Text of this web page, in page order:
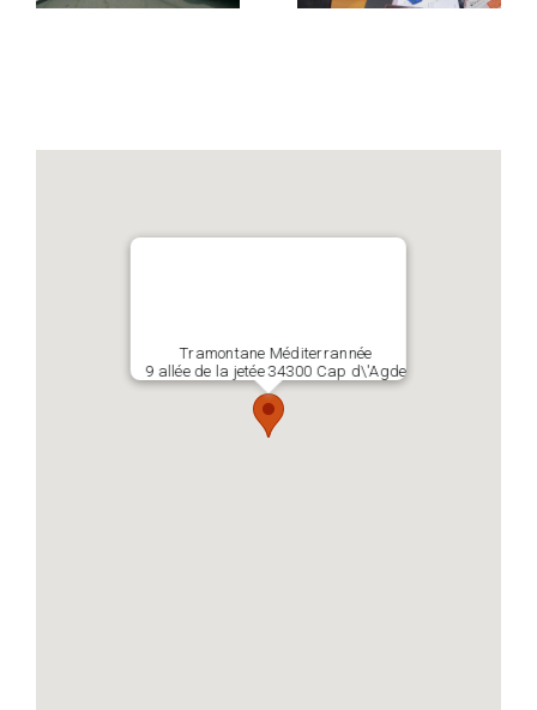
Tramontane Méditerrannée
9 allée de la jetée 34300 Cap d\'Agde